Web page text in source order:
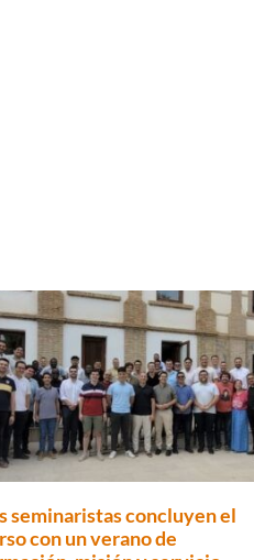
seminaristas concluyen el
con un verano de